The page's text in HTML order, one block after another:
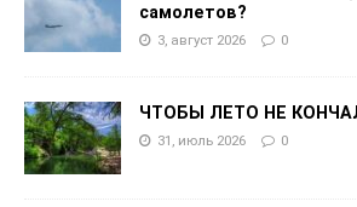
самолетов?
3, август 2026 0
ЧТОБЫ ЛЕТО НЕ
31, июль 2026 0